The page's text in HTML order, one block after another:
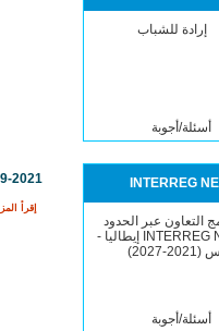
أسئلة/أجوبة
أسئلة/أجوبة
2021
إقرأ